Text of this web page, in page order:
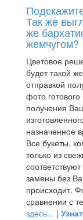
Так же
же
жемчугом?
Цветовое
будет такой
отправкой
фото
получения
назначенное
Все букеты,
только из
замены без
происходит.
сравнении с
здесь... |